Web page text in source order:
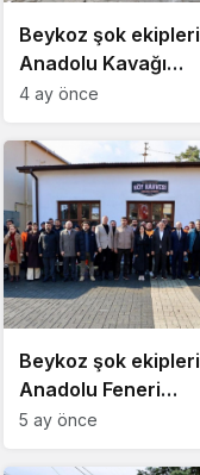
Beykoz şok ekipleri
Anadolu Kavağı
Mahallesi’ndeydi
4 ay önce
Beykoz şok ekipleri
Anadolu Feneri
Mahallesi’ndeydi
5 ay önce